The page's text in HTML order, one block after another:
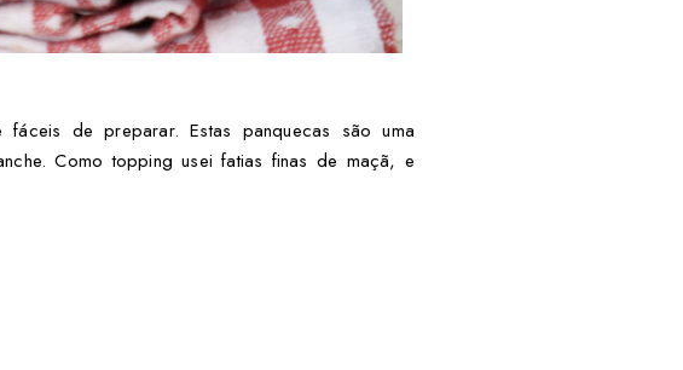
de preparar. Estas panquecas são uma
Como topping usei fatias finas de maçã, e